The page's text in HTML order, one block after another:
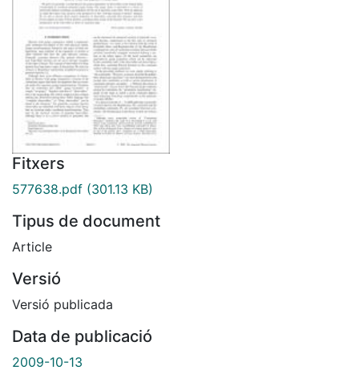
Fitxers
577638.pdf (301.13 KB)
Tipus de document
Article
Versió
Versió publicada
Data de publicació
2009-10-13